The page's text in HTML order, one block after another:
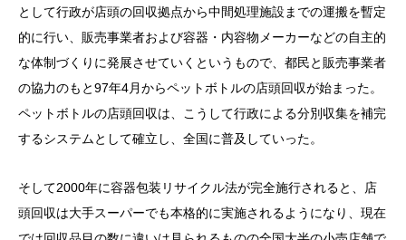
として行政が店頭の回収拠点から中間処理施設までの運搬を暫定
的に行い、販売事業者および容器・内容物メーカーなどの自主的
な体制づくりに発展させていくというもので、都民と販売事業者
の協力のもと97年4月からペットボトルの店頭回収が始まった。
ペットボトルの店頭回収は、こうして行政による分別収集を補完
するシステムとして確立し、全国に普及していった。
そして2000年に容器包装リサイクル法が完全施行されると、店
頭回収は大手スーパーでも本格的に実施されるようになり、現在